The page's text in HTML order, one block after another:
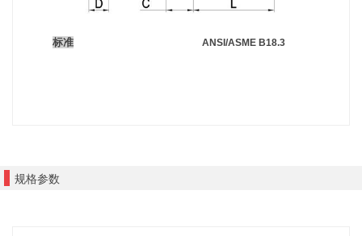
标准 ANSI/ASME B18.3
规格参数